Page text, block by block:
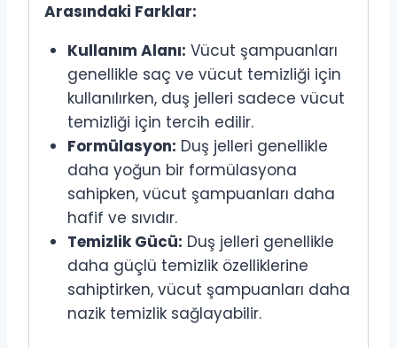
Arasındaki Farklar:
Kullanım Alanı: Vücut şampuanları
genellikle saç ve vücut temizliği için
kullanılırken, duş jelleri sadece vücut
temizliği için tercih edilir.
Formülasyon: Duş jelleri genellikle
daha yoğun bir formülasyona
sahipken, vücut şampuanları daha
hafif ve sıvıdır.
Temizlik Gücü: Duş jelleri genellikle
daha güçlü temizlik özelliklerine
sahiptirken, vücut şampuanları daha
nazik temizlik sağlayabilir.